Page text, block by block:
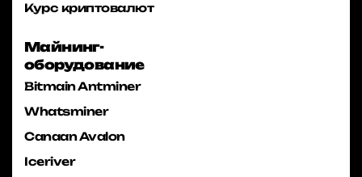
Курс криптовалют
Майнинг-
оборудование
Bitmain Antminer
Whatsminer
Canaan Avalon
Iceriver